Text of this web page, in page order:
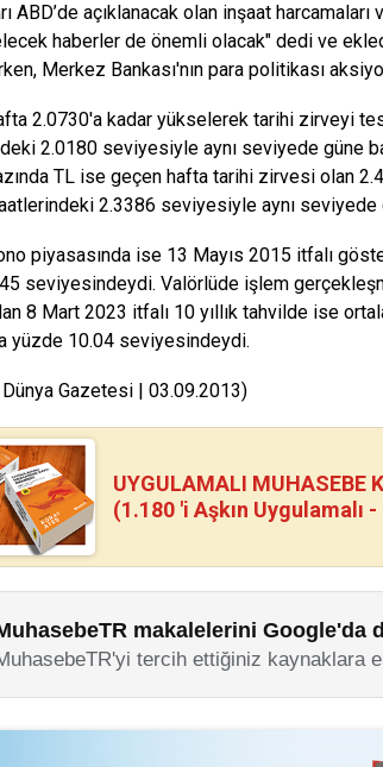
ABD’de açıklanacak olan inşaat
haberler de önemli olacak" dedi ve
Merkez Bankası'nın para politikası
2.0730'a kadar yükselerek tarihi zirveyi
2.0180 seviyesiyle aynı seviyede güne
TL ise geçen hafta tarihi zirvesi olan
2.3386 seviyesiyle aynı seviyede
piyasasında ise 13 Mayıs 2015 itfalı
seviyesindeydi. Valörlüde işlem
8 Mart 2023 itfalı 10 yıllık tahvilde ise
yüzde 10.04 seviyesindeydi.
Dünya Gazetesi | 03.09.2013)
UYGULAMALI MUHASEBE
(1.180 'i Aşkın Uygulamalı
makalelerini Google'da
tercih ettiğiniz kaynaklara